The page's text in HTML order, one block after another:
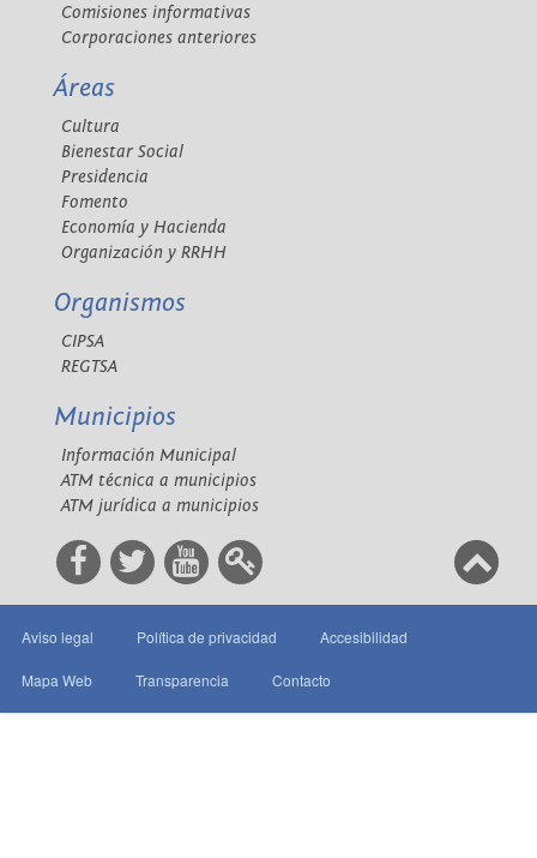
Comisiones informativas
Corporaciones anteriores
Áreas
Cultura
Bienestar Social
Presidencia
Fomento
Economía y Hacienda
Organización y RRHH
Organismos
CIPSA
REGTSA
Municipios
Información Municipal
ATM técnica a municipios
ATM jurídica a municipios
Aviso legal Política de privacidad Accesibilidad
Mapa Web Transparencia Contacto